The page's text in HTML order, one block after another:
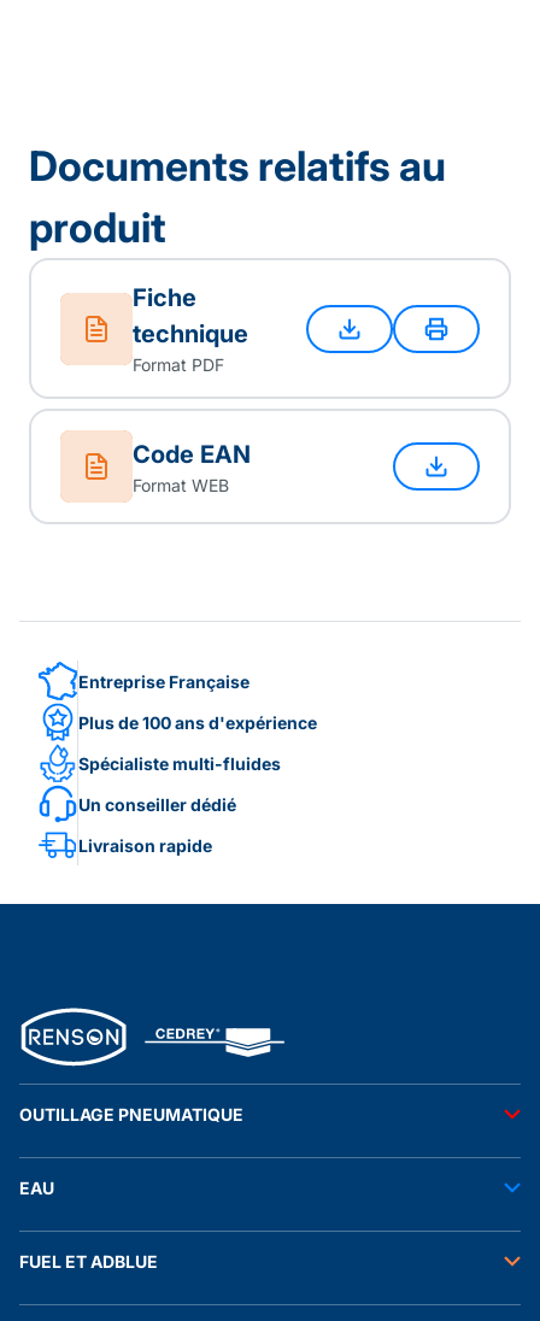
Documents relatifs au
produit
Fiche
technique
Format PDF
Code EAN
Format WEB
Entreprise Française
Plus de 100 ans d'expérience
Spécialiste multi-fluides
Un conseiller dédié
Livraison rapide
OUTILLAGE PNEUMATIQUE
Accessoires pneumatiques
EAU
Tuyaux
Raccords et autres accessoires
FUEL ET ADBLUE